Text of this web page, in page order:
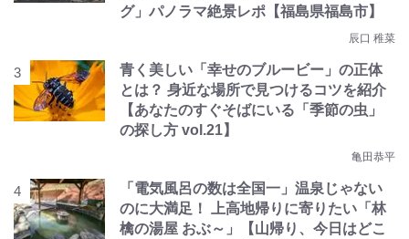
グ」パノラマ絶景レポ【福島県福島市】
辰口 稚菜
青く美しい「幸せのブルービー」の正体
とは？ 身近な場所で見つけるコツを紹介
【あなたのすぐそばにいる「季節の虫」
の探し方 vol.21】
亀田恭平
「電気風呂の数は全国一」温泉じゃない
のに大満足！ 上高地帰りに寄りたい「林
檎の湯屋 おぶ～」【山帰り、今日はどこ